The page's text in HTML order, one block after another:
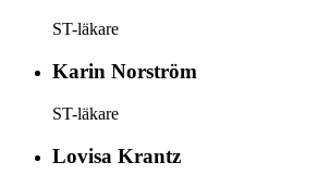
ST-läkare
Karin Norström
ST-läkare
Lovisa Krantz